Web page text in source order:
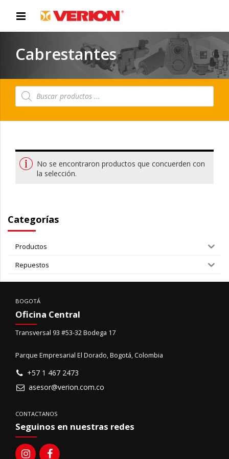
Cabrestantes
Búsqueda
de
No se encontraron productos que concuerden con
la selección.
Categorías
Productos
Repuestos
BOGOTÁ
Oficina Central
Transversal 93 #53-32 Bodega 17
Parque Empresarial El Dorado, Bogotá, Colombia
+57 1 467 2473
asesor@verion.com.co
CONTACTANOS
Seguinos en nuestras redes